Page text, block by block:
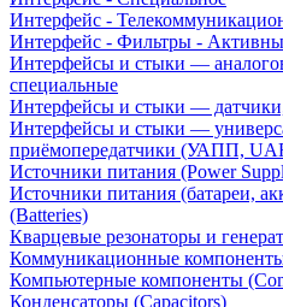
Интерфейс -
Интерфейс - Фильтры -
Интерфейсы и стыки —
специальные
Интерфейсы и стыки —
Интерфейсы и стыки —
приёмопередатчики (УАПП,
Источники питания (Power
Источники питания (батареи,
(Batteries)
Кварцевые резонаторы и
Коммуникационные
Компьютерные компоненты
Конденсаторы (Capacitors)